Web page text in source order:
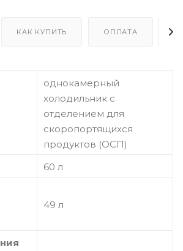
КАК КУПИТЬ ОПЛАТА
однокамерный
холодильник с
отделением для
скоропортящихся
продуктов (ОСП)
60 л
49 л